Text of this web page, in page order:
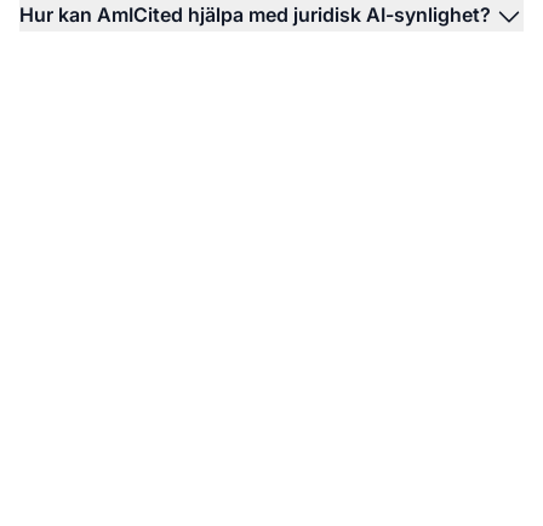
Hur kan AmICited hjälpa med juridisk AI-synlighet?